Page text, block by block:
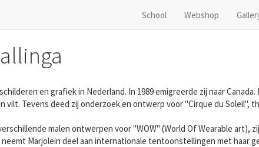
School Webshop
en grafiek in Nederland. In 1989 emigreerde zij naar
vilt. Tevens deed zij onderzoek en ontwerp voor "Cirque du Soleil",
malen ontwerpen voor "WOW" (World Of Wearable art),
Marjolein deel aan internationale tentoonstellingen met haar